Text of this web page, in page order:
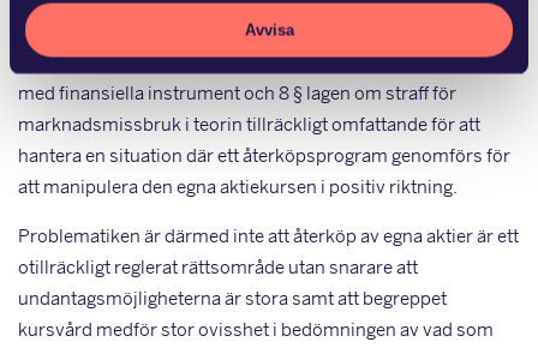
Avvisa
incitamentsprogrammen.
Den svenska regleringen är genom 1 kap 2 § lagen om handel
med finansiella instrument och 8 § lagen om straff för
marknadsmissbruk i teorin tillräckligt omfattande för att
hantera en situation där ett återköpsprogram genomförs för
att manipulera den egna aktiekursen i positiv riktning.
Problematiken är därmed inte att återköp av egna aktier är ett
otillräckligt reglerat rättsområde utan snarare att
undantagsmöjligheterna är stora samt att begreppet
kursvård medför stor ovisshet i bedömningen av vad som